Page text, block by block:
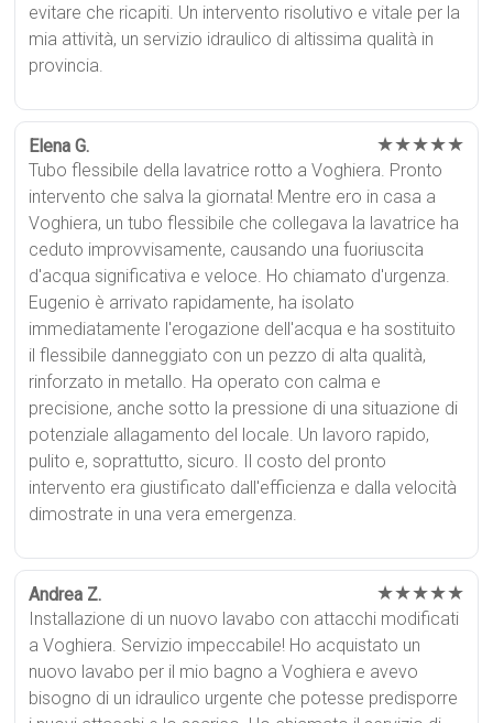
evitare che ricapiti. Un intervento risolutivo e vitale per la
mia attività, un servizio idraulico di altissima qualità in
provincia.
Elena G. ★★★★★
Tubo flessibile della lavatrice rotto a Voghiera. Pronto
intervento che salva la giornata! Mentre ero in casa a
Voghiera, un tubo flessibile che collegava la lavatrice ha
ceduto improvvisamente, causando una fuoriuscita
d'acqua significativa e veloce. Ho chiamato d'urgenza.
Eugenio è arrivato rapidamente, ha isolato
immediatamente l'erogazione dell'acqua e ha sostituito
il flessibile danneggiato con un pezzo di alta qualità,
rinforzato in metallo. Ha operato con calma e
precisione, anche sotto la pressione di una situazione di
potenziale allagamento del locale. Un lavoro rapido,
pulito e, soprattutto, sicuro. Il costo del pronto
intervento era giustificato dall'efficienza e dalla velocità
dimostrate in una vera emergenza.
Andrea Z. ★★★★★
Installazione di un nuovo lavabo con attacchi modificati
a Voghiera. Servizio impeccabile! Ho acquistato un
nuovo lavabo per il mio bagno a Voghiera e avevo
bisogno di un idraulico urgente che potesse predisporre